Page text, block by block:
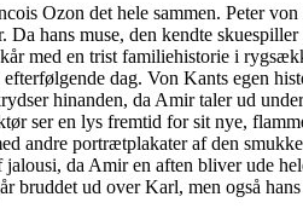
Ozon det hele sammen. Peter
Da hans muse, den kendte
med en trist familiehistorie i
dag. Von Kants egen
hinanden, da Amir taler ud
ser en lys fremtid for sit nye,
andre portrætplakater af den
da Amir en aften bliver ude
bruddet ud over Karl, men også